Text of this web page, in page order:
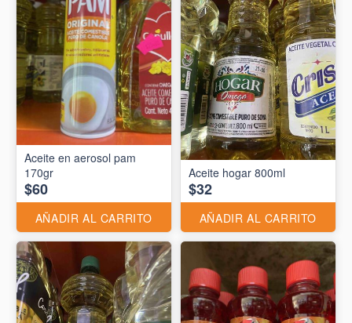
Aceite en aerosol pam
170gr
$60
AÑADIR AL CARRITO
Aceite hogar 800ml
$32
AÑADIR AL CARRITO